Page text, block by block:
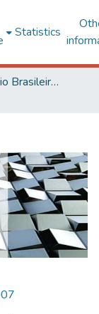
Statistics
SBQP - Simpósio Brasileiro de Qualidade do Projeto no Ambiente Construído